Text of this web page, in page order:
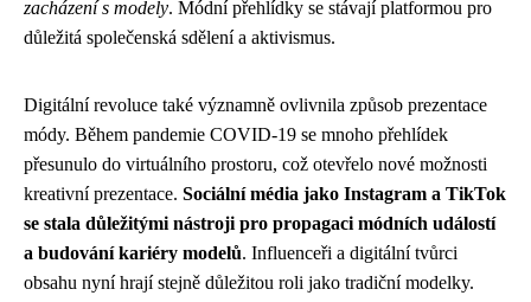
zacházení s modely. Módní přehlídky se stávají platformou pro
důležitá společenská sdělení a aktivismus.
Digitální revoluce také významně ovlivnila způsob prezentace
módy. Během pandemie COVID-19 se mnoho přehlídek
přesunulo do virtuálního prostoru, což otevřelo nové možnosti
kreativní prezentace. Sociální média jako Instagram a TikTok
se stala důležitými nástroji pro propagaci módních událostí
a budování kariéry modelů. Influenceři a digitální tvůrci
obsahu nyní hrají stejně důležitou roli jako tradiční modelky.